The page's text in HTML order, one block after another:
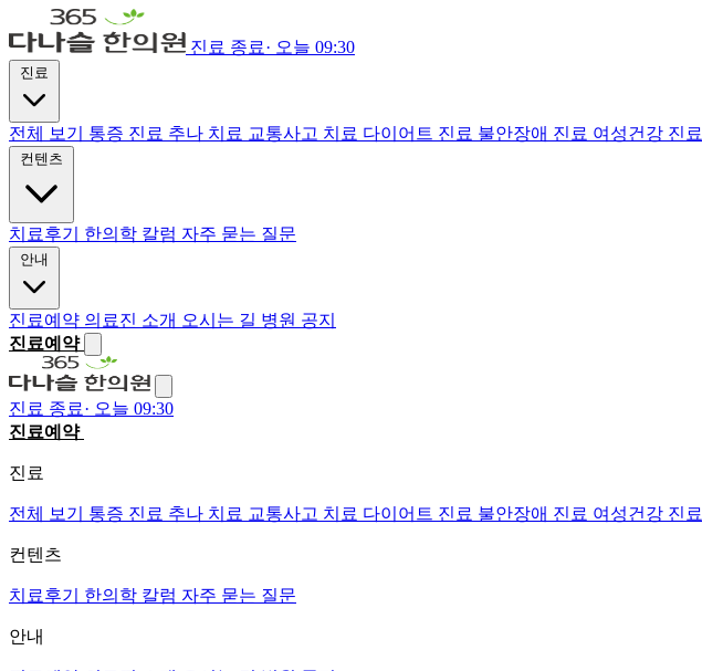
진료 종료· 오늘 09:30
전체 보기 통증 진료 추나 치료 교통사고 치료 다이어트 진료 불안장애 진료 여성건강 진료
치료후기 한의학 칼럼 자주 묻는 질문
진료예약 의료진 소개 오시는 길 병원 공지
진료예약
진료 종료· 오늘 09:30
진료예약
진료
전체 보기 통증 진료 추나 치료 교통사고 치료 다이어트 진료 불안장애 진료 여성건강 진료
컨텐츠
치료후기 한의학 칼럼 자주 묻는 질문
안내